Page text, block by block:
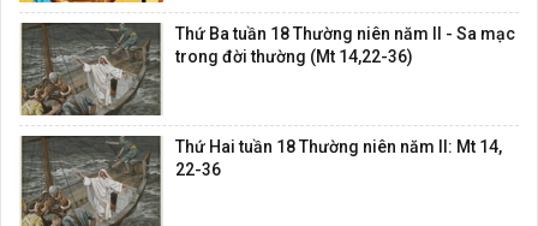
Thứ Ba tuần 18 Thường niên năm II - Sa mạc
trong đời thường (Mt 14,22-36)
Thứ Hai tuần 18 Thường niên năm II: Mt 14,
22-36